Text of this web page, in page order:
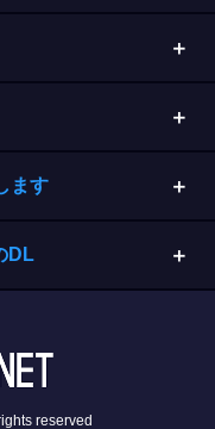
ます
DL
reserved